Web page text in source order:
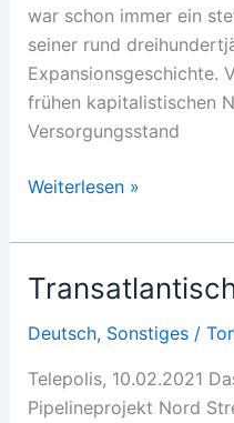
war schon immer ein
seiner rund
Expansionsgeschichte.
frühen kapitalistischen
Versorgungsstand
Pandemie
Hungers
Weiterlesen »
Deutsch, Sonstiges/
Telepolis, 10.02.2021
Pipelineprojekt Nord